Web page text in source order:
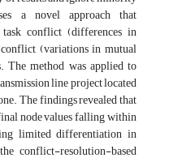
a novel approach that
conflict (differences in
conflict (variations in mutual
The method was applied to
line project located
The findings revealed that
node values falling within
limited differentiation in
conflict-resolution-based